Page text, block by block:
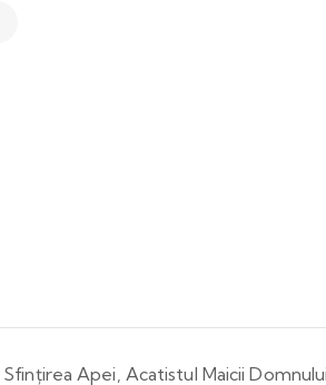
Sfințirea Apei, Acatistul Maicii